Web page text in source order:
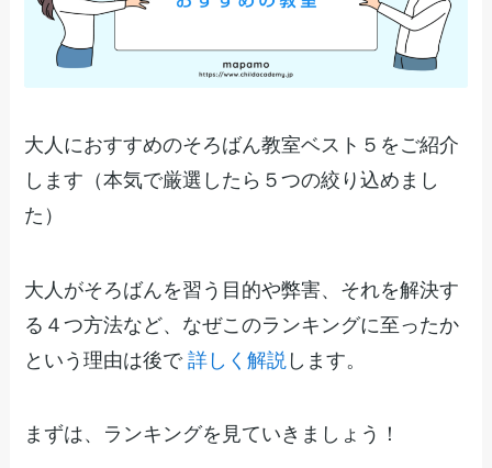
大人におすすめのそろばん教室ベスト５をご紹介
します（本気で厳選したら５つの絞り込めまし
た）
大人がそろばんを習う目的や弊害、それを解決す
る４つ方法など、なぜこのランキングに至ったか
という理由は後で詳しく解説 します。
まずは、ランキングを見ていきましょう！